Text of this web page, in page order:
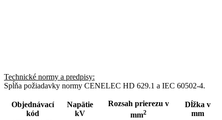
Technické normy a predpisy:
Spĺňa požiadavky normy CENELEC HD 629.1 a IEC 60502-4.
Objednávací
kód
Napätie
kV
Rozsah prierezu v
mm2
Dĺžka v
mm